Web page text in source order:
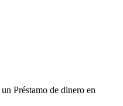
Préstamo de dinero en